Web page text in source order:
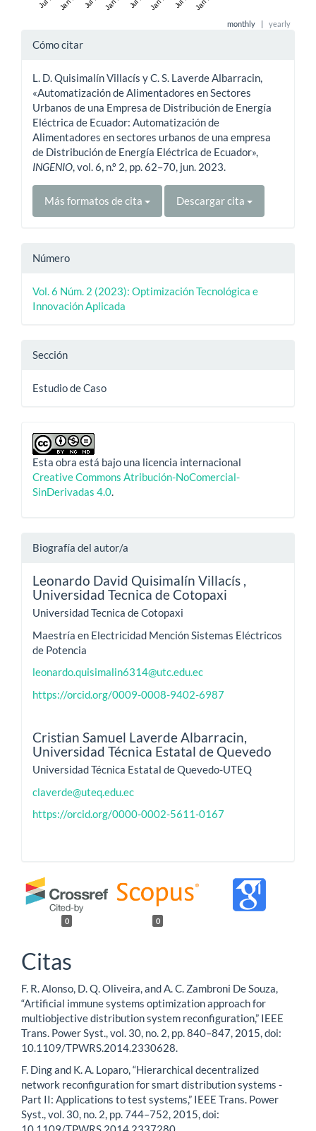
monthly | yearly
Detalles
artículo
Cómo citar
L. D. Quisimalín Villacís y C. S. Laverde Albarracin,
«Automatización de Alimentadores en Sectores
Urbanos de una Empresa de Distribución de Energía
Eléctrica de Ecuador: Automatización de
Alimentadores en sectores urbanos de una empresa
de Distribución de Energía Eléctrica de Ecuador»,
INGENIO , vol. 6, n.º 2, pp. 62–70, jun. 2023.
Más formatos de cita Descargar cita
Número
Vol. 6 Núm. 2 (2023): Optimización Tecnológica e
Innovación Aplicada
Sección
Estudio de Caso
Esta obra está bajo una licencia internacional
Creative Commons Atribución-NoComercial-
SinDerivadas 4.0
Biografía del autor/a
Leonardo David Quisimalín Villacís ,
Universidad Tecnica de Cotopaxi
Universidad Tecnica de Cotopaxi
Maestría en Electricidad Mención Sistemas Eléctricos
de Potencia
leonardo.quisimalin6314@utc.edu.ec
https://orcid.org/0009-0008-9402-6987
Cristian Samuel Laverde Albarracin,
Universidad Técnica Estatal de Quevedo
Universidad Técnica Estatal de Quevedo-UTEQ
claverde@uteq.edu.ec
https://orcid.org/0000-0002-5611-0167
0 0
Citas
F. R. Alonso, D. Q. Oliveira, and A. C. Zambroni De Souza,
“Artificial immune systems optimization approach for
multiobjective distribution system reconfiguration,” IEEE
Trans. Power Syst., vol. 30, no. 2, pp. 840–847, 2015, doi:
10.1109/TPWRS.2014.2330628.
F. Ding and K. A. Loparo, “Hierarchical decentralized
network reconfiguration for smart distribution systems -
Part II: Applications to test systems,” IEEE Trans. Power
Syst., vol. 30, no. 2, pp. 744–752, 2015, doi: